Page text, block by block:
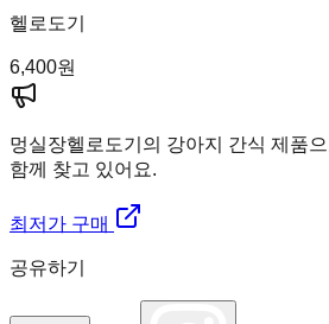
헬로도기
6,400원
멍실장헬로도기의 강아지 간식 제품
함께 찾고 있어요.
최저가 구매
공유하기